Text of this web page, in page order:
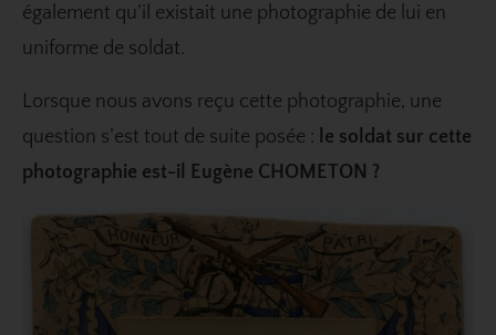
également qu’il existait une photographie de lui en
uniforme de soldat.
Lorsque nous avons reçu cette photographie, une
question s’est tout de suite posée : le soldat sur cette
photographie est-il Eugène CHOMETON ?